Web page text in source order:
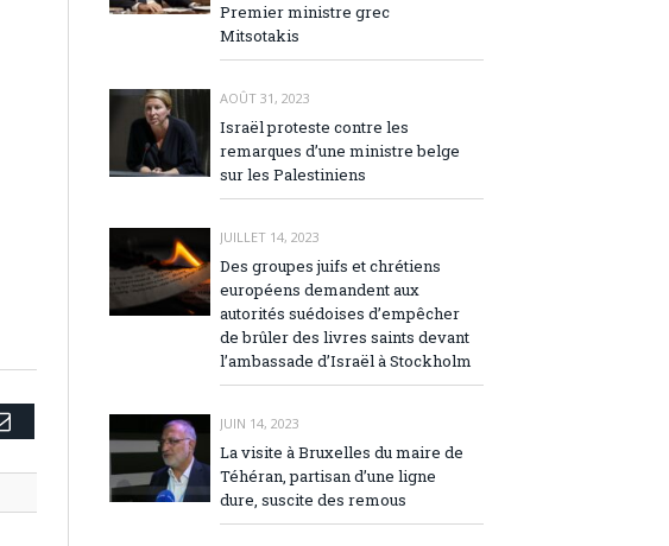
Email
Premier ministre grec
Mitsotakis
AOÛT 31, 2023
Israël proteste contre les
remarques d’une ministre belge
sur les Palestiniens
JUILLET 14, 2023
Des groupes juifs et chrétiens
européens demandent aux
autorités suédoises d’empêcher
de brûler des livres saints devant
l’ambassade d’Israël à Stockholm
JUIN 14, 2023
La visite à Bruxelles du maire de
Téhéran, partisan d’une ligne
dure, suscite des remous